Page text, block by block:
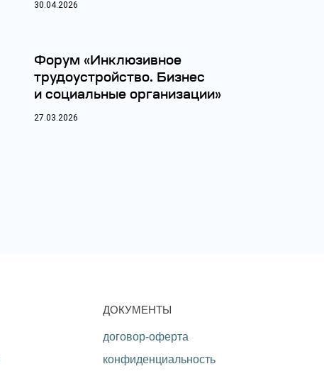
30.04.2026
Форум «Инклюзивное
трудоустройство. Бизнес
и социальные организации»
27.03.2026
ДОКУМЕНТЫ
договор-оферта
конфиденциальность